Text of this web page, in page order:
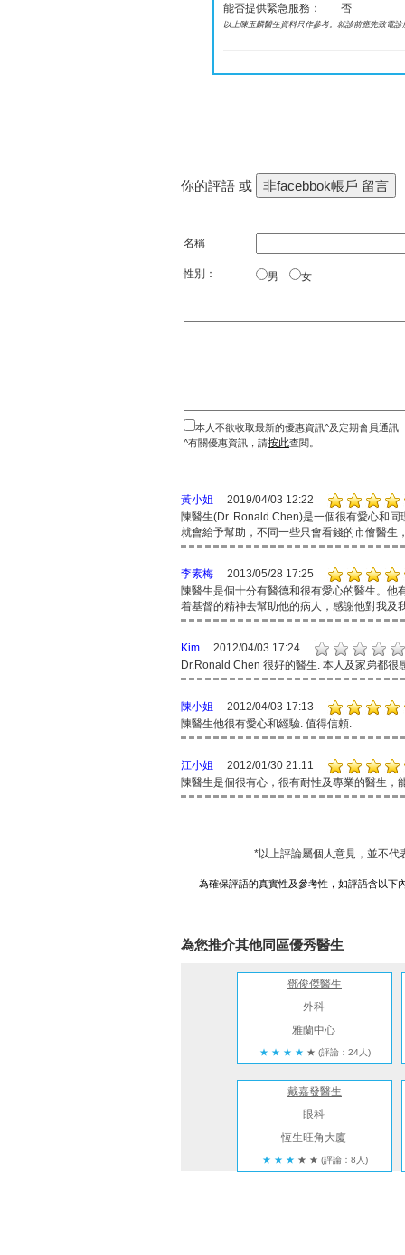
能否提供緊急服務： 否
以上陳玉麟醫生資料只作參考。就診前應先致電
你的評語 或
名稱
性別： 男 女
本人不欲收取最新的優惠資訊^及定期會員通訊
^有關優惠資訊，請按此查閱。
黃小姐
2019/04/03 12:22
陳醫生(Dr. Ronald Chen)是一個很有愛心和
就會給予幫助，不同一些只會看錢的市儈醫生
李素梅
2013/05/28 17:25
陳醫生是個十分有醫德和很有愛心的醫生。
着基督的精神去幫助他的病人，感謝他對我及
Kim
2012/04/03 17:24
Dr.Ronald Chen 很好的醫生. 本人及家弟都很
陳小姐
2012/04/03 17:13
陳醫生他很有愛心和經驗. 值得信頼.
江小姐
2012/01/30 21:11
陳醫生是個很有心，很有耐性及專業的醫生
*以上評論屬個人意見，並不代
為確保評語的真實性及參考性，如評語含以下
為您推介其他同區優秀醫生
鄧俊傑醫生
外科
雅蘭中心
★ ★ ★ ★ ★ (評論：24人)
戴嘉發醫生
眼科
恆生旺角大廈
★ ★ ★ ★ ★ (評論：8人)